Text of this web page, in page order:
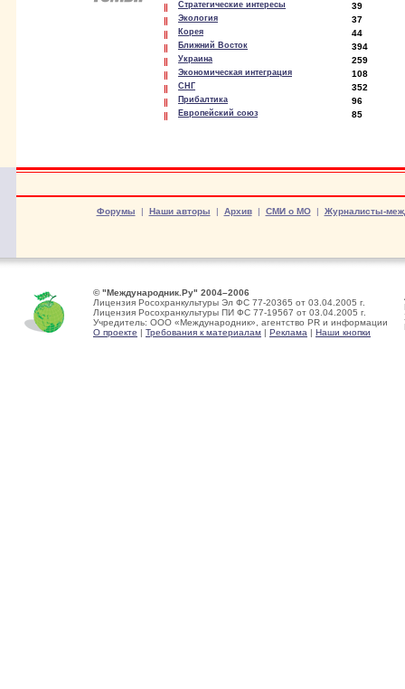
Стратегические интересы 39
Экология 37
Корея 44
Ближний Восток 394
Украина 259
Экономическая интеграция 108
СНГ 352
Прибалтика 96
Европейский союз 85
Форумы | Наши авторы | Архив| СМИ о МО| Журналисты-
© "Международник.Ру" 2004–2006
Лицензия Росохранкультуры Эл ФС 77-20365 от 03.04.2005 г.
Лицензия Росохранкультуры ПИ ФС 77-19567 от 03.04.2005 г.
Учредитель: ООО «Международник», агентство PR и информации
О проекте | Требования к материалам | Реклама | Наши кнопки